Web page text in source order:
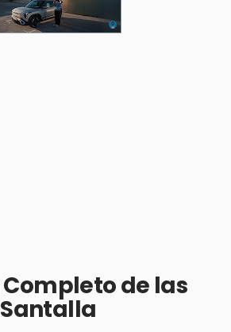
de las